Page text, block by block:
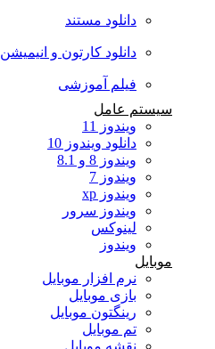
دانلود مستند
دانلود کارتون و انیمیشن
فیلم آموزشی
سیستم عامل
ویندوز 11
دانلود ویندوز 10
ویندوز 8 و 8.1
ویندوز 7
ویندوز xp
ویندوز سرور
لینوکس
ویندوز
موبایل
نرم افزار موبایل
بازی موبایل
رینگتون موبایل
تم موبایل
نقشه موبایل